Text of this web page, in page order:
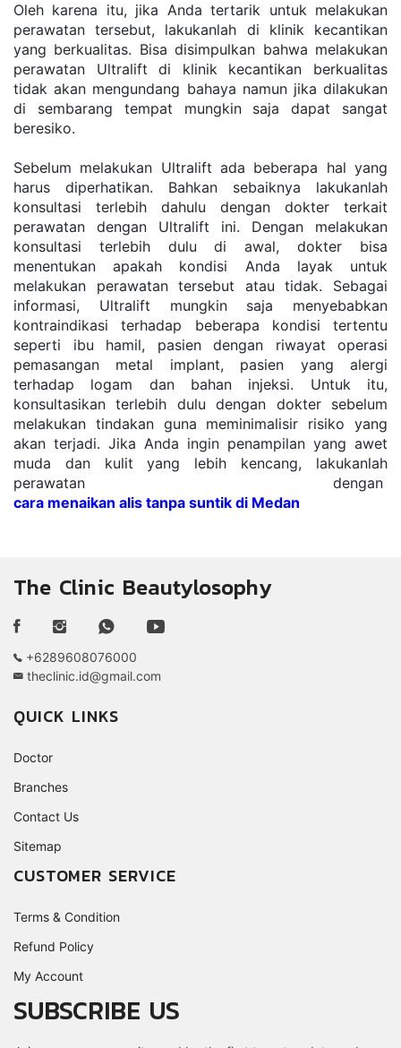
Oleh karena itu, jika Anda tertarik untuk melakukan
perawatan tersebut, lakukanlah di klinik kecantikan
yang berkualitas. Bisa disimpulkan bahwa melakukan
perawatan Ultralift di klinik kecantikan berkualitas
tidak akan mengundang bahaya namun jika dilakukan
di sembarang tempat mungkin saja dapat sangat
beresiko.
Sebelum melakukan Ultralift ada beberapa hal yang
harus diperhatikan. Bahkan sebaiknya lakukanlah
konsultasi terlebih dahulu dengan dokter terkait
perawatan dengan Ultralift ini. Dengan melakukan
konsultasi terlebih dulu di awal, dokter bisa
menentukan apakah kondisi Anda layak untuk
melakukan perawatan tersebut atau tidak. Sebagai
informasi, Ultralift mungkin saja menyebabkan
kontraindikasi terhadap beberapa kondisi tertentu
seperti ibu hamil, pasien dengan riwayat operasi
pemasangan metal implant, pasien yang alergi
terhadap logam dan bahan injeksi. Untuk itu,
konsultasikan terlebih dulu dengan dokter sebelum
melakukan tindakan guna meminimalisir risiko yang
akan terjadi. Jika Anda ingin penampilan yang awet
muda dan kulit yang lebih kencang, lakukanlah
perawatan dengan
cara menaikan alis tanpa suntik di Medan
The Clinic Beautylosophy
+6289608076000
theclinic.id@gmail.com
QUICK LINKS
Doctor
Branches
Contact Us
Sitemap
CUSTOMER SERVICE
Terms & Condition
Refund Policy
My Account
SUBSCRIBE US